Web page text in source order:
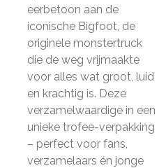
eerbetoon aan de
iconische Bigfoot, de
originele monstertruck
die de weg vrijmaakte
voor alles wat groot, luid
en krachtig is. Deze
verzamelwaardige in een
unieke trofee-verpakking
– perfect voor fans,
verzamelaars én jonge